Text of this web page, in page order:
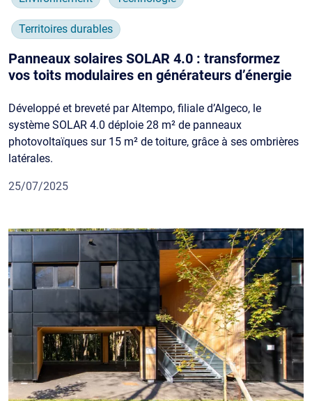
Territoires durables
Panneaux solaires SOLAR 4.0 : transformez
vos toits modulaires en générateurs d’énergie
Développé et breveté par Altempo, filiale d’Algeco, le
système SOLAR 4.0 déploie 28 m² de panneaux
photovoltaïques sur 15 m² de toiture, grâce à ses ombrières
latérales.
25/07/2025